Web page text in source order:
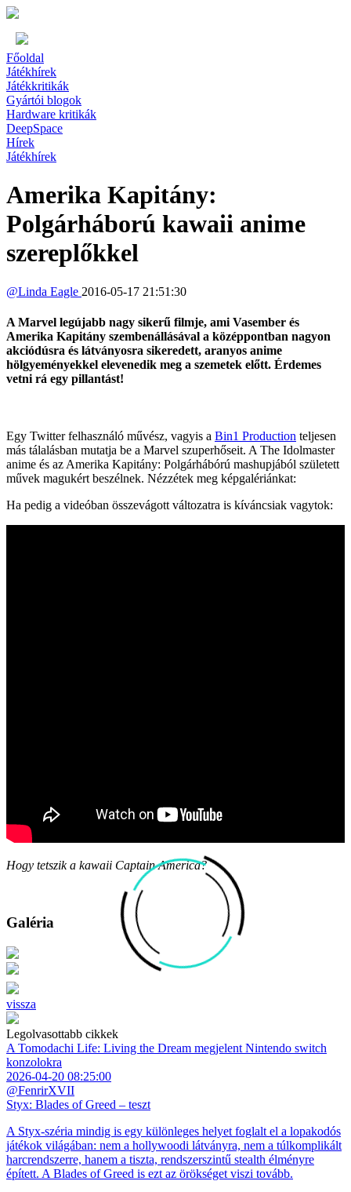
Főoldal
Játékhírek
Játékkritikák
Gyártói blogok
Hardware kritikák
DeepSpace
Hírek
Játékhírek
Amerika Kapitány:
Polgárháború kawaii anime
szereplőkkel
@Linda Eagle 2016-05-17 21:51:30
A Marvel legújabb nagy sikerű filmje, ami Vasember és
Amerika Kapitány szembenállásával a középpontban nagyon
akciódúsra és látványosra sikeredett, aranyos anime
hölgyeményekkel elevenedik meg a szemetek előtt. Érdemes
vetni rá egy pillantást!
Egy Twitter felhasználó művész, vagyis a Bin1 Production teljesen
más tálalásban mutatja be a Marvel szuperhőseit. A The Idolmaster
anime és az Amerika Kapitány: Polgárhábórú mashupjából született
művek magukért beszélnek. Nézzétek meg képgalériánkat:
Ha pedig a videóban összevágott változatra is kíváncsiak vagytok:
Hogy tetszik a kawaii Captain America?
Galéria
vissza
Legolvasottabb cikkek
A Tomodachi Life: Living the Dream megjelent Nintendo switch
konzolokra
2026-04-20 08:25:00
@FenrirXVII
Styx: Blades of Greed – teszt
A Styx-széria mindig is egy különleges helyet foglalt el a lopakodós
játékok világában: nem a hollywoodi látványra, nem a túlkomplikált
harcrendszerre, hanem a tiszta, rendszerszintű stealth élményre
épített. A Blades of Greed is ezt az örökséget viszi tovább.